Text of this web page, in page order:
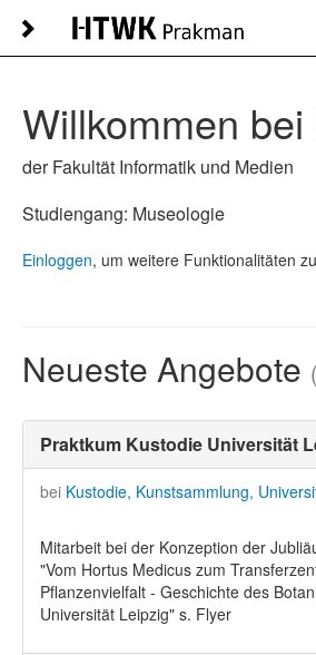
Willkommen
der Fakultät Informatik und Medien
Studiengang: Museologie
Einloggen, um weitere Funktionalitäten
Neueste Angebote
Praktkum Kustodie Universität
bei Kustodie, Kunstsammlung,
Mitarbeit bei der Konzeption der
"Vom Hortus Medicus zum
Pflanzenvielfalt - Geschichte des
Universität Leipzig" s. Flyer